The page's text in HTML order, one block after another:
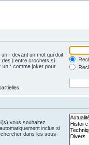
un - devant un mot qui doit
des | entre crochets si
un * comme joker pour
vous souhaitez
inclus si
dans les sous-